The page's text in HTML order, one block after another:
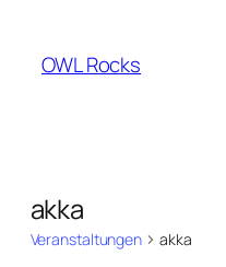
OWL Rocks
akka
Veranstaltungen akka